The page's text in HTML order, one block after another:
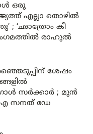
ഒരു
എല്ലാ തൊഴിൽ
; ‘ഛാത്രോം കീ
രാഹുൽ
ശേഷം
സർക്കാർ ; മുൻ
സനത് ഡേ